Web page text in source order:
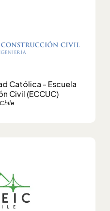
Católica - Escuela
Civil (ECCUC)
Chile